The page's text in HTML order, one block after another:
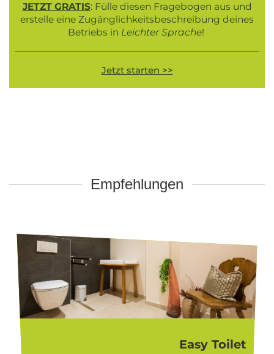
JETZT GRATIS: Fülle diesen Fragebogen aus und
erstelle eine Zugänglichkeitsbeschreibung deines
Betriebs in Leichter Sprache!
Jetzt starten >>
Empfehlungen
Easy Toilet